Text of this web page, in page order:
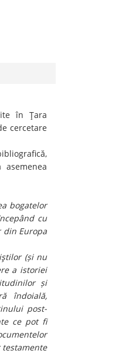
în Ţara
cercetare
bogatelor
cu
din Europa
(și nu
a istoriei
și
îndoială,
post-
ce pot fi